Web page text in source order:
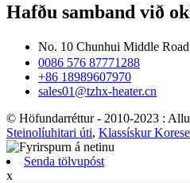
Hafðu samband við
No. 10 Chunhui Middle
0086 576 87771288
+86 18989607970
sales01@tzhx-heater.cn
© Höfundarréttur - 2010-2023 :
Steinolíuhitari úti, Klassískur
Senda tölvupóst
x